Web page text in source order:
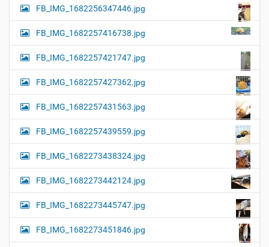
FB_IMG_1682256347446.jpg
FB_IMG_1682257416738.jpg
FB_IMG_1682257421747.jpg
FB_IMG_1682257427362.jpg
FB_IMG_1682257431563.jpg
FB_IMG_1682257439559.jpg
FB_IMG_1682273438324.jpg
FB_IMG_1682273442124.jpg
FB_IMG_1682273445747.jpg
FB_IMG_1682273451846.jpg